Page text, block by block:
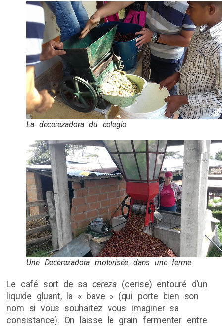
La decerezadora du colegio
Une Decerezadora motorisée dans une ferme
Le café sort de sa cereza (cerise) entouré d’un
liquide gluant, la « bave » (qui porte bien son
nom si vous souhaitez vous imaginer sa
consistance). On laisse le grain fermenter entre